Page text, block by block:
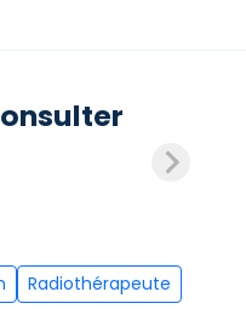
Radiothérapeute